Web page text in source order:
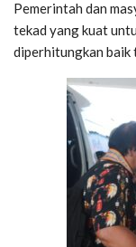
Pemerintah dan
tekad yang kuat
diperhitungkan baik